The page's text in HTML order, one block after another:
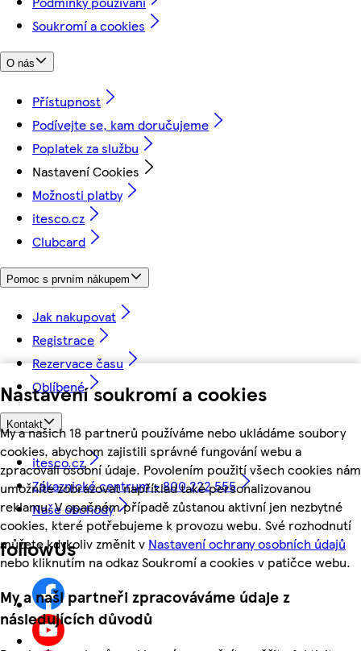
Nastavení soukromí a cookies
My a našich 18 partnerů používáme nebo ukládáme soubory
cookies, abychom zajistili správné fungování webu a
zpracovali osobní údaje. Povolením použití všech cookies nám
umožníte zobrazovat například také personalizovanou
reklamu. V opačném případě zůstanou aktivní jen nezbytné
cookies, které potřebujeme k provozu webu. Své rozhodnutí
můžete kdykoliv změnit v Nastavení ochrany osobních údajů
nebo kliknutím na odkaz Soukromí a cookies v patičce webu.
My a naši partneři zpracováváme údaje z
následujících důvodů
Soukromí a cookies
O nás
Přístupnost
Podívejte se, kam doručujeme
Poplatek za službu
Nastavení Cookies
Možnosti platby
itesco.cz
Clubcard
Pomoc s prvním nákupem
Jak nakupovat
Registrace
Rezervace času
Oblíbené
Kontakt
itesco.cz
Zákaznické centrum - 800 222 555
Naše obchody
followUs